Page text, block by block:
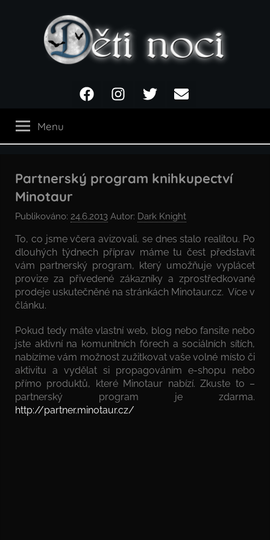
noci
FacebookInstagramTwitter Email
Menu
Partnerský program knihkupectví
Minotaur
Publikováno: 24.6.2013 Autor: Dark Knight
To, co jsme včera avizovali, se dnes stalo realitou. Po
dlouhých týdnech příprav máme tu čest představit
vám partnerský program, který umožňuje vyplácet
provize za přivedené zákazníky a zprostředkované
prodeje uskutečněné na stránkách Minotaur.cz. Více v
článku.
Pokud tedy máte vlastní web, blog nebo fansite nebo
jste aktivní na komunitních fórech a sociálních sítích,
nabízíme vám možnost zužitkovat vaše volné místo či
aktivitu a vydělat si propagováním e-shopu nebo
přímo produktů, které Minotaur nabízí. Zkuste to –
partnerský program je zdarma.
http://partner.minotaur.cz/